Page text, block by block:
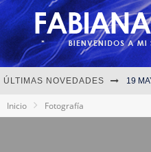
ÚLTIMAS NOVEDADES
Inicio Fotografía